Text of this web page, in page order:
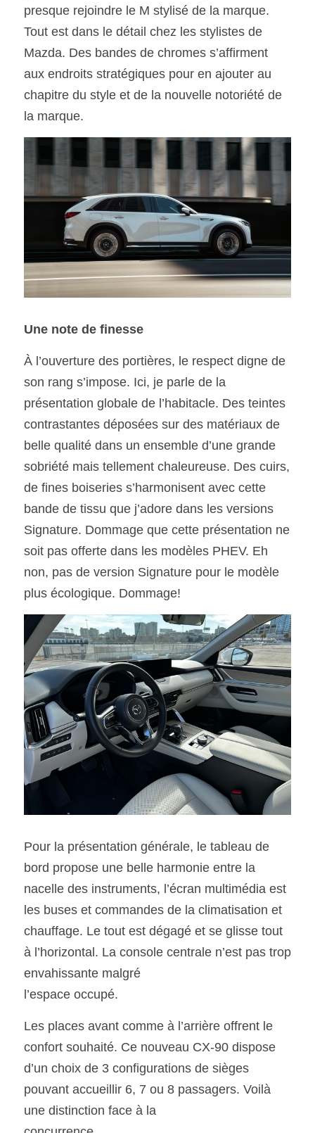
presque rejoindre le M stylisé de la marque.
Tout est dans le détail chez les stylistes de
Mazda. Des bandes de chromes s’affirment
aux endroits stratégiques pour en ajouter au
chapitre du style et de la nouvelle notoriété de
la marque.
Une note de finesse
À l’ouverture des portières, le respect digne de
son rang s’impose. Ici, je parle de la
présentation globale de l’habitacle. Des teintes
contrastantes déposées sur des matériaux de
belle qualité dans un ensemble d’une grande
sobriété mais tellement chaleureuse. Des cuirs,
de fines boiseries s’harmonisent avec cette
bande de tissu que j’adore dans les versions
Signature. Dommage que cette présentation ne
soit pas offerte dans les modèles PHEV. Eh
non, pas de version Signature pour le modèle
plus écologique. Dommage!
Pour la présentation générale, le tableau de
bord propose une belle harmonie entre la
nacelle des instruments, l’écran multimédia est
les buses et commandes de la climatisation et
chauffage. Le tout est dégagé et se glisse tout
à l’horizontal. La console centrale n’est pas trop
envahissante malgré
l’espace occupé.
Les places avant comme à l’arrière offrent le
confort souhaité. Ce nouveau CX-90 dispose
d’un choix de 3 configurations de sièges
pouvant accueillir 6, 7 ou 8 passagers. Voilà
une distinction face à la